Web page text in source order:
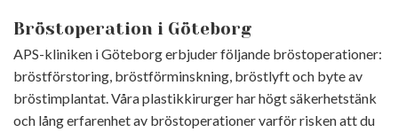
Bröstoperation i Göteborg
APS-kliniken i Göteborg erbjuder följande bröstoperationer:
bröstförstoring, bröstförminskning, bröstlyft och byte av
bröstimplantat. Våra plastikkirurger har högt säkerhetstänk
och lång erfarenhet av bröstoperationer varför risken att du